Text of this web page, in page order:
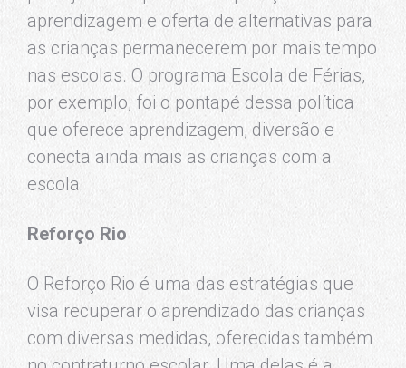
aprendizagem e oferta de alternativas para
as crianças permanecerem por mais tempo
nas escolas. O programa Escola de Férias,
por exemplo, foi o pontapé dessa política
que oferece aprendizagem, diversão e
conecta ainda mais as crianças com a
escola.
Reforço Rio
O Reforço Rio é uma das estratégias que
visa recuperar o aprendizado das crianças
com diversas medidas, oferecidas também